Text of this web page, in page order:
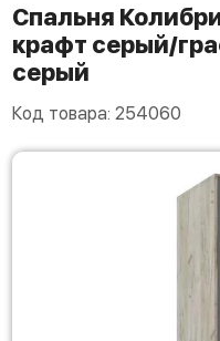
Спальня Колибри Лофт шкаф дуб
крафт серый/
серый
Код товара: 254060